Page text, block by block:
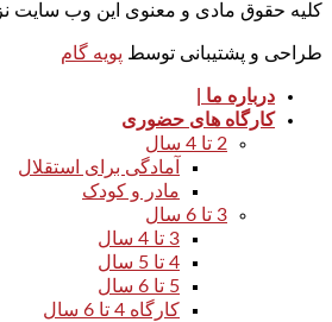
کلیه حقوق مادی و معنوی این وب سایت نزد
طراحی و پشتیبانی توسط پویه گام
درباره ما |
کارگاه های حضوری
2 تا 4 سال
آمادگی برای استقلال
مادر و کودک
3 تا 6 سال
3 تا 4 سال
4 تا 5 سال
5 تا 6 سال
کارگاه 4 تا 6 سال